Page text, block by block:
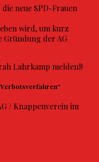
neue SPD-Frauen
wird, um kurz
Gründung der AG
Lahrkamp melden!!
/ Knappenverein im